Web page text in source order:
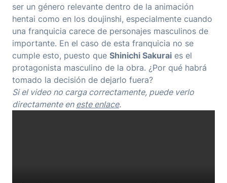
ser un género relevante dentro de la animación
hentai como en los doujinshi, especialmente cuando
una franquicia carece de personajes masculinos de
importante. En el caso de esta franquicia no se
cumple esto, puesto que Shinichi Sakurai es el
protagonista masculino de la obra. ¿Por qué habrá
tomado la decisión de dejarlo fuera?
Si el video no carga correctamente, puede verlo
directamente en este enlace.